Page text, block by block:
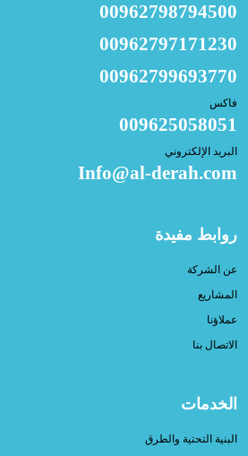
00962798794500
00962797171230
00962799693770
فاكس
009625058051
البريد الإلكتروني
Info@al-derah.com
روابط مفيدة
عن الشركة
المشاريع
عملاؤنا
الاتصال بنا
الخدمات
البنية التحتية والطرق